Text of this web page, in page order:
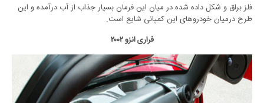
فلز براق و شکل داده شده در میان این فرمان بسیار جذاب از آب درآمده و این
طرح درمیان خودروهای این کمپانی شایع است.
فراری انزو ۲۰۰۲